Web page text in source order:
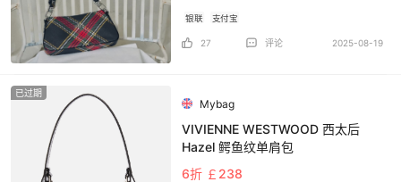
银联 支付宝
27 评论 2025-08-19
已过期
Mybag
VIVIENNE WESTWOOD 西太后
Hazel 鳄鱼纹单肩包
6折 ￡238